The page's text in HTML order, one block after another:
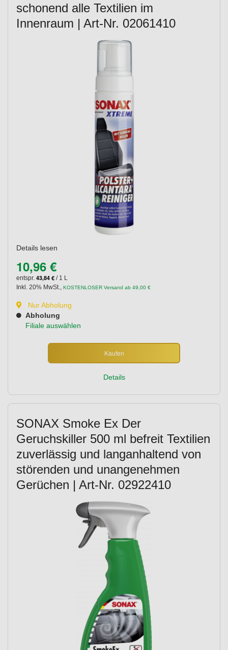
schonend alle Textilien im
Innenraum | Art-Nr. 02061410
Details lesen
10,96 €
entspr. 43,84 € / 1 L
Inkl. 20% MwSt.
KOSTENLOSER Versand ab 49,00 €
Nur Abholung
Abholung
Filiale auswählen
Kaufen
Details
SONAX Smoke Ex Der
Geruchskiller 500 ml befreit Textilien
zuverlässig und langanhaltend von
störenden und unangenehmen
Gerüchen | Art-Nr. 02922410